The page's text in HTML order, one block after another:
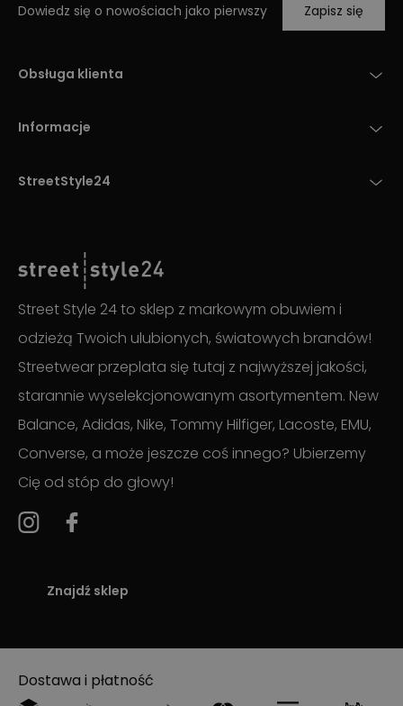
Dowiedz się o nowościach jako pierwszy Zapisz się
Obsługa klienta
Informacje
StreetStyle24
Street Style 24 to sklep z markowym obuwiem i
odzieżą Twoich ulubionych, światowych brandów!
Streetwear przeplata się tutaj z najwyższej jakości,
starannie wyselekcjonowanym asortymentem. New
Balance, Adidas, Nike, Tommy Hilfiger, Lacoste, EMU,
Converse, a może jeszcze coś innego? Ubierzemy
Cię od stóp do głowy!
Znajdź sklep
Dostawa i płatność